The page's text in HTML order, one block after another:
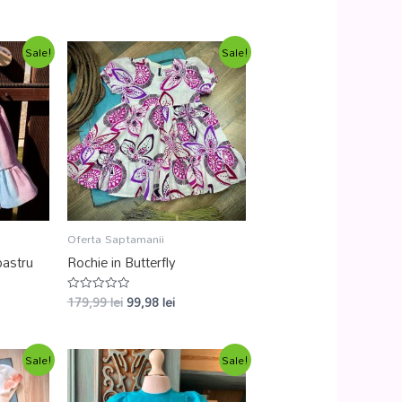
Sale! Sale!
Oferta Saptamanii
Rochie in Butterfly
Evaluat
la
179,99lei 99,98lei
Sale! Sale!